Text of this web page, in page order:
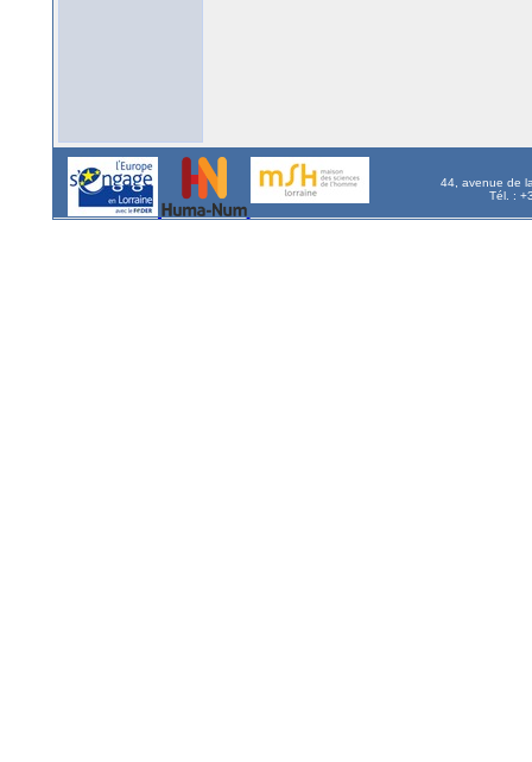
44, avenue de
Tél. :